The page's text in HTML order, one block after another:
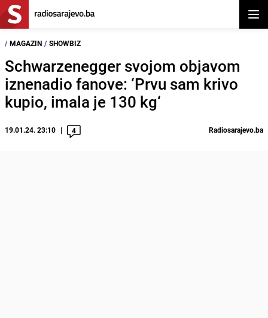
/ MAGAZIN / SHOWBIZ
Schwarzenegger svojom objavom
iznenadio fanove: ‘Prvu sam krivo
kupio, imala je 130 kg‘
19.01.24. 23:10 4 Radiosarajevo.ba